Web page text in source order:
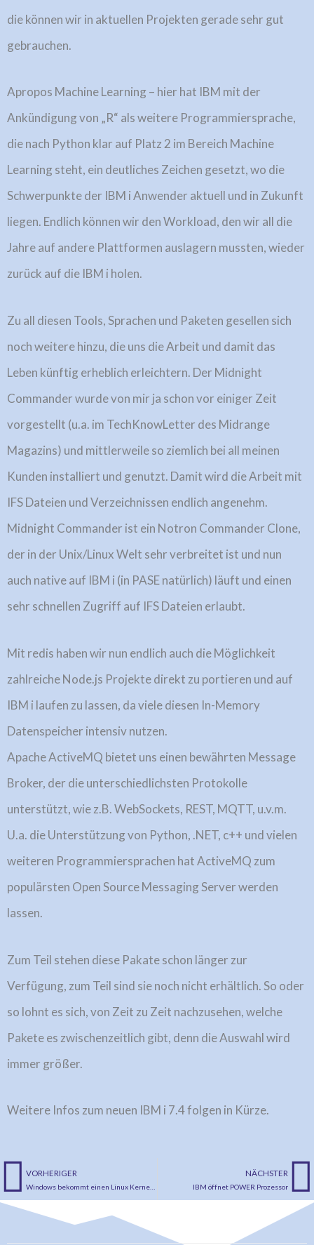
die können wir in aktuellen Projekten gerade sehr gut
gebrauchen.
Apropos Machine Learning – hier hat IBM mit der
Ankündigung von „R“ als weitere Programmiersprache,
die nach Python klar auf Platz 2 im Bereich Machine
Learning steht, ein deutliches Zeichen gesetzt, wo die
Schwerpunkte der IBM i Anwender aktuell und in Zukunft
liegen. Endlich können wir den Workload, den wir all die
Jahre auf andere Plattformen auslagern mussten, wieder
zurück auf die IBM i holen.
Zu all diesen Tools, Sprachen und Paketen gesellen sich
noch weitere hinzu, die uns die Arbeit und damit das
Leben künftig erheblich erleichtern. Der Midnight
Commander wurde von mir ja schon vor einiger Zeit
vorgestellt (u.a. im TechKnowLetter des Midrange
Magazins) und mittlerweile so ziemlich bei all meinen
Kunden installiert und genutzt. Damit wird die Arbeit mit
IFS Dateien und Verzeichnissen endlich angenehm.
Midnight Commander ist ein Notron Commander Clone,
der in der Unix/Linux Welt sehr verbreitet ist und nun
auch native auf IBM i (in PASE natürlich) läuft und einen
sehr schnellen Zugriff auf IFS Dateien erlaubt.
Mit redis haben wir nun endlich auch die Möglichkeit
zahlreiche Node.js Projekte direkt zu portieren und auf
IBM i laufen zu lassen, da viele diesen In-Memory
Datenspeicher intensiv nutzen.
Apache ActiveMQ bietet uns einen bewährten Message
Broker, der die unterschiedlichsten Protokolle
unterstützt, wie z.B. WebSockets, REST, MQTT, u.v.m.
U.a. die Unterstützung von Python, .NET, c++ und vielen
weiteren Programmiersprachen hat ActiveMQ zum
populärsten Open Source Messaging Server werden
lassen.
Zum Teil stehen diese Pakate schon länger zur
Verfügung, zum Teil sind sie noch nicht erhältlich. So oder
so lohnt es sich, von Zeit zu Zeit nachzusehen, welche
Pakete es zwischenzeitlich gibt, denn die Auswahl wird
immer größer.
Weitere Infos zum neuen IBM i 7.4 folgen in Kürze.
Zurück
VORHERIGER NÄCHSTER
IBM öffnet POWER Prozessor